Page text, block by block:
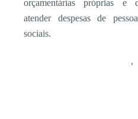
orçamentárias próprias e
atender despesas de
sociais.